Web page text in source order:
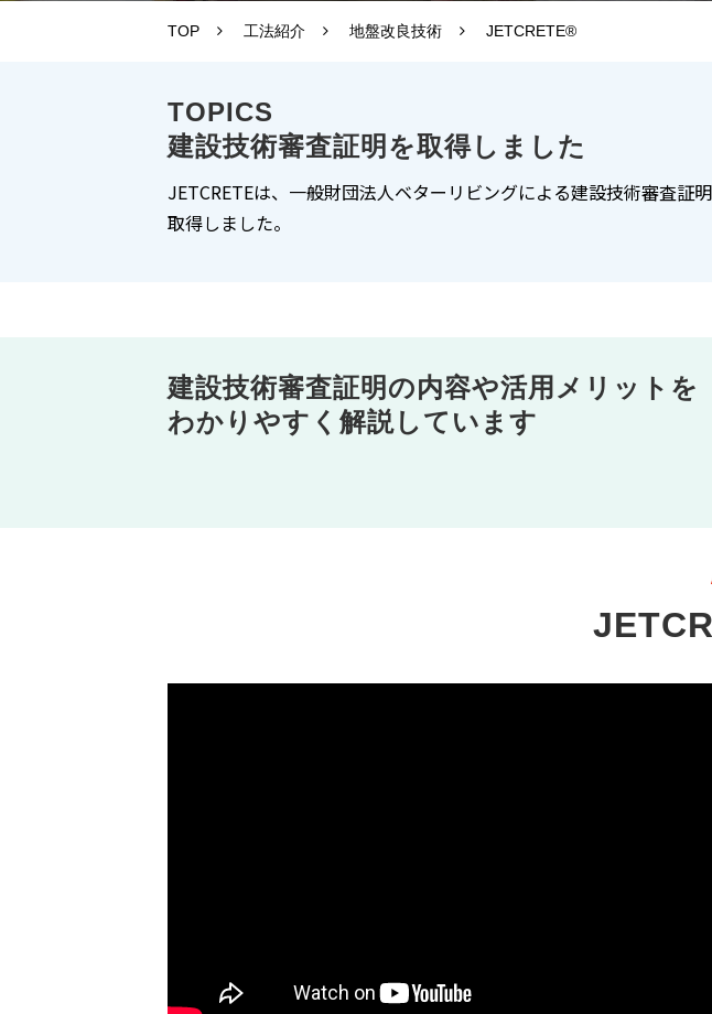
TOP 工法紹介 地盤改良技術 JETCRETE®
TOPICS
建設技術審査証明を取得しました
JETCRETEは、一般財団法人ベターリビングによる建設技術審査証
取得しました。
建設技術審査証明の内容や活用メリットを
わかりやすく解説しています